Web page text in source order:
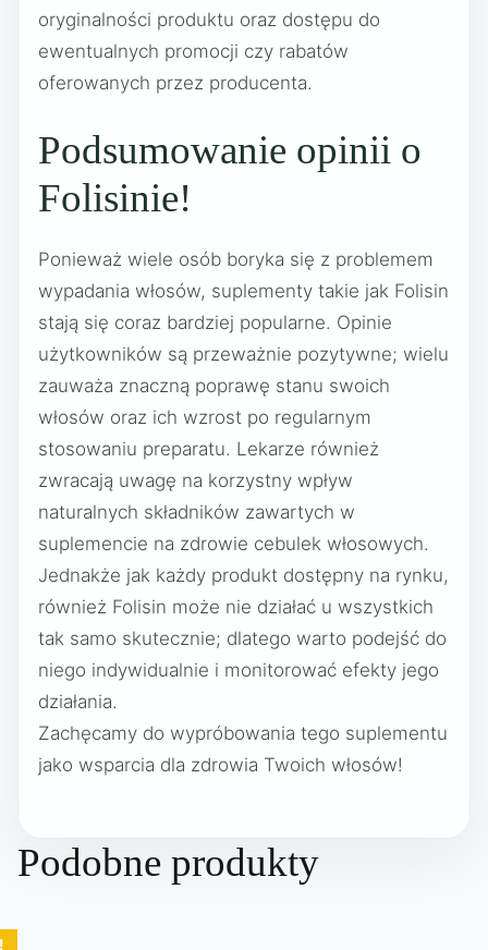
oryginalności produktu oraz dostępu do
ewentualnych promocji czy rabatów
oferowanych przez producenta.
Podsumowanie opinii o
Folisinie!
Ponieważ wiele osób boryka się z problemem
wypadania włosów, suplementy takie jak Folisin
stają się coraz bardziej popularne. Opinie
użytkowników są przeważnie pozytywne; wielu
zauważa znaczną poprawę stanu swoich
włosów oraz ich wzrost po regularnym
stosowaniu preparatu. Lekarze również
zwracają uwagę na korzystny wpływ
naturalnych składników zawartych w
suplemencie na zdrowie cebulek włosowych.
Jednakże jak każdy produkt dostępny na rynku,
również Folisin może nie działać u wszystkich
tak samo skutecznie; dlatego warto podejść do
niego indywidualnie i monitorować efekty jego
działania.
Zachęcamy do wypróbowania tego suplementu
jako wsparcia dla zdrowia Twoich włosów!
Podobne produkty